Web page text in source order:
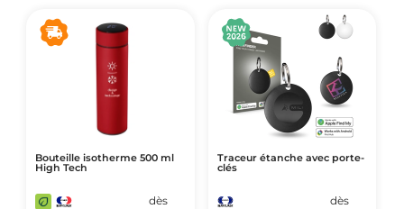
Bouteille isotherme 500 ml
High Tech
dès
Traceur étanche avec porte-
clés
dès